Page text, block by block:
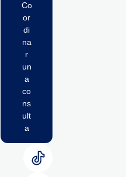
Co
or
di
na
r
un
a
co
ns
ult
a